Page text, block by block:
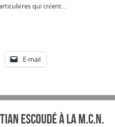
qui créent…
E-mail
Escoudé à la M.C.N.